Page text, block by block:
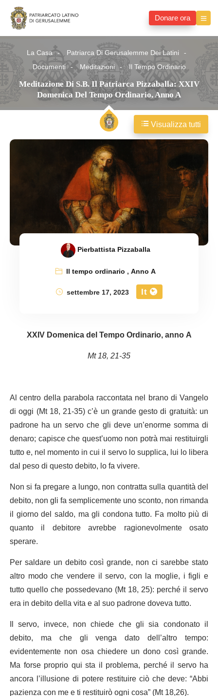
Donare ora
La Casa
Patriarca Di Gerusalemme Dei Latini
Documenti
Meditazioni Il Tempo Ordinario
Meditazione Di S.B. Il Patriarca Pizzaballa: XXIV
Domenica Del Tempo Ordinario, Anno A
Pierbattista Pizzaballa
Il tempo ordinario ,Anno A
settembre 17, 2023
It
XXIV Domenica del Tempo Ordinario, anno A
Mt 18, 21-35
Al centro della parabola raccontata nel brano di Vangelo
di oggi (Mt 18, 21-35) c’è un grande gesto di gratuità: un
padrone ha un servo che gli deve un’enorme somma di
denaro; capisce che quest’uomo non potrà mai restituirgli
tutto e, nel momento in cui il servo lo supplica, lui lo libera
dal peso di questo debito, lo fa vivere.
Non si fa pregare a lungo, non contratta sulla quantità del
debito, non gli fa semplicemente uno sconto, non rimanda
il giorno del saldo, ma gli condona tutto. Fa molto più di
quanto il debitore avrebbe ragionevolmente osato
sperare.
Per saldare un debito così grande, non ci sarebbe stato
altro modo che vendere il servo, con la moglie, i figli e
tutto quello che possedevano (Mt 18, 25): perché il servo
era in debito della vita e al suo padrone doveva tutto.
Il servo, invece, non chiede che gli sia condonato il
debito, ma che gli venga dato dell’altro tempo:
evidentemente non osa chiedere un dono così grande.
Ma forse proprio qui sta il problema, perché il servo ha
ancora l’illusione di potere restituire ciò che deve: “Abbi
pazienza con me e ti restituirò ogni cosa” (Mt 18,26).
Visualizza tutti